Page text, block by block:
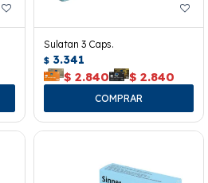
Sulatan 3 Caps.
$ 3.341
$ 2.840 $ 2.840